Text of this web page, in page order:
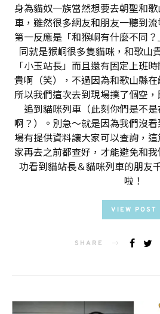
身為貓奴一族當然想要去朝聖和
車，雖然很多網友和朋友一聽到
第一反應是「和猴峒有什麼不同
同就是猴峒很多隻貓咪，和歌山
「小玉站長」而且還有固定上班
貴啊（笑），不過因為和歌山縣在
所以我們這次去到現場撲了個空
追到貓咪列車（此刻你們是不
啊？）。別急～就是因為我們沒
場有提供資料讓大家可以查詢，
家再去之前都查好，才能避免和
功看到貓站長＆貓咪列車的朋友
啦！
VIEW POST
SHARE